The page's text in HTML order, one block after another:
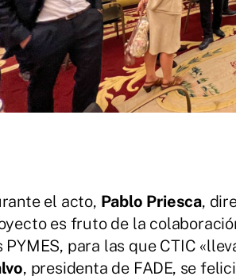
el acto, Pablo Priesca,
es fruto de la
PYMES, para las que CTIC
, presidenta de FADE, se